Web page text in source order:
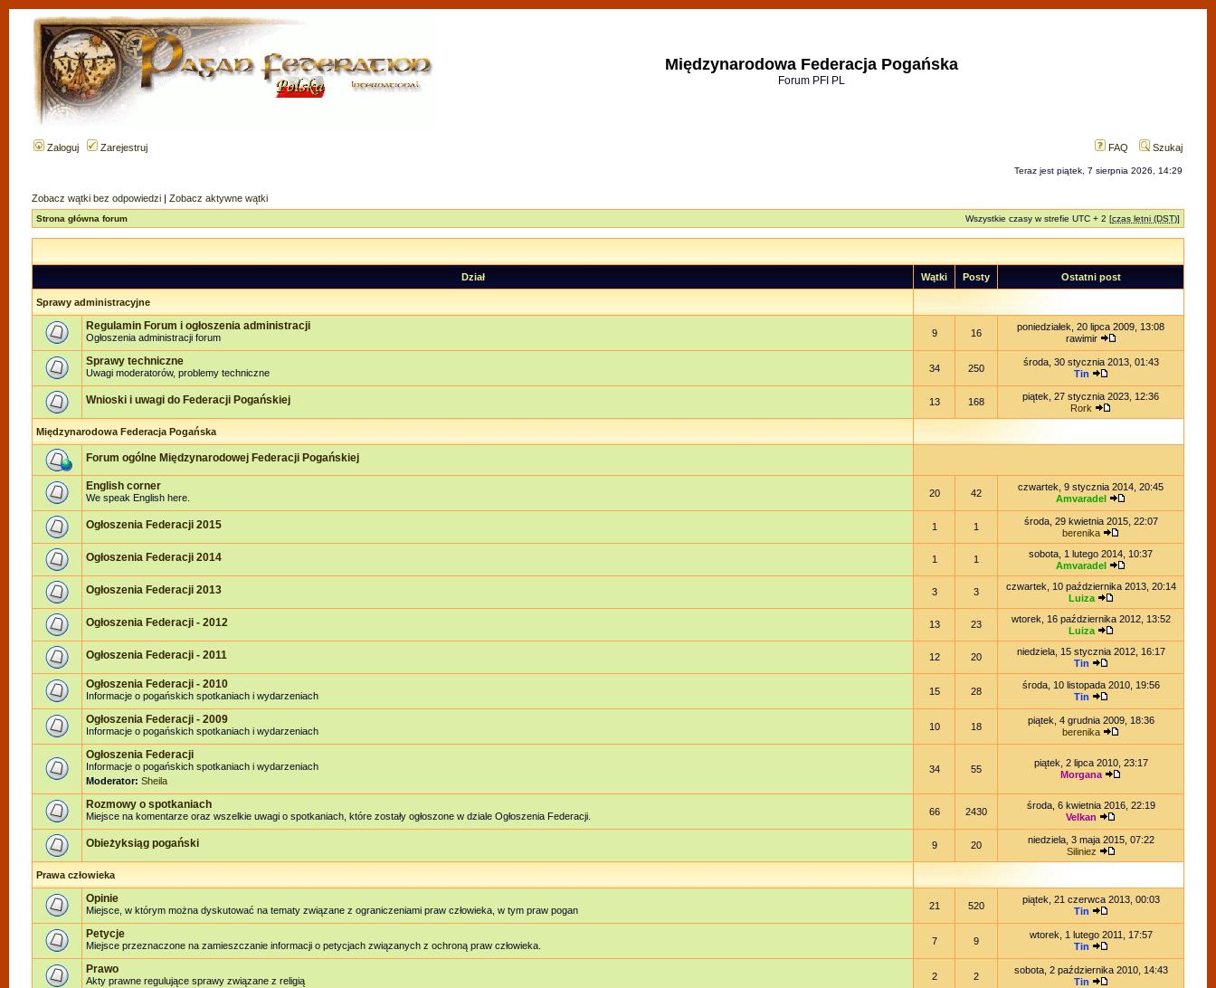
Międzynarodowa Federacja Pogańska
Forum PFI PL
Zaloguj Zarejestruj FAQ Szukaj
Teraz jest piątek, 7 sierpnia 2026, 14:29
Zobacz wątki bez odpowiedzi | Zobacz aktywne wątki
Strona główna forum Wszystkie czasy w strefie UTC + 2 [czas letni (DST)]
Dział Wątki Posty Ostatni post
Sprawy administracyjne
Regulamin Forum i ogłoszenia administracji
Ogłoszenia administracji forum 9 16
poniedziałek, 20 lipca 2009, 13:08
rawimir
Sprawy techniczne
Uwagi moderatorów, problemy techniczne 34 250
środa, 30 stycznia 2013, 01:43
Tin
Wnioski i uwagi do Federacji Pogańskiej 13 168
piątek, 27 stycznia 2023, 12:36
Rork
Międzynarodowa Federacja Pogańska
Forum ogólne Międzynarodowej Federacji Pogańskiej
English corner
We speak English here. 20 42
czwartek, 9 stycznia 2014, 20:45
Amvaradel
Ogłoszenia Federacji 2015 1 1
środa, 29 kwietnia 2015, 22:07
berenika
Ogłoszenia Federacji 2014 1 1
sobota, 1 lutego 2014, 10:37
Amvaradel
Ogłoszenia Federacji 2013 3 3
czwartek, 10 października 2013, 20:14
Luiza
Ogłoszenia Federacji - 2012 13 23
wtorek, 16 października 2012, 13:52
Luiza
Ogłoszenia Federacji - 2011 12 20
niedziela, 15 stycznia 2012, 16:17
Tin
Ogłoszenia Federacji - 2010
Informacje o pogańskich spotkaniach i wydarzeniach 15 28
środa, 10 listopada 2010, 19:56
Tin
Ogłoszenia Federacji - 2009
Informacje o pogańskich spotkaniach i wydarzeniach 10 18
piątek, 4 grudnia 2009, 18:36
berenika
Ogłoszenia Federacji
Informacje o pogańskich spotkaniach i wydarzeniach
Moderator: Sheila
34 55
piątek, 2 lipca 2010, 23:17
Morgana
Rozmowy o spotkaniach
Miejsce na komentarze oraz wszelkie uwagi o spotkaniach, które zostały ogłoszone w dziale Ogłoszenia Federacji. 66 2430
środa, 6 kwietnia 2016, 22:19
Velkan
Obieżyksiąg pogański 9 20
niedziela, 3 maja 2015, 07:22
Siliniez
Prawa człowieka
Opinie
Miejsce, w którym można dyskutować na tematy związane z ograniczeniami praw człowieka, w tym praw pogan 21 520
piątek, 21 czerwca 2013, 00:03
Tin
Petycje
Miejsce przeznaczone na zamieszczanie informacji o petycjach związanych z ochroną praw człowieka. 7 9
wtorek, 1 lutego 2011, 17:57
Tin
Prawo
Akty prawne regulujące sprawy związane z religią 2 2
sobota, 2 października 2010, 14:43
Tin